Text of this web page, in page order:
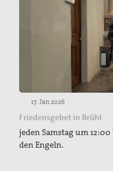
17. Jan 2026
Friedensgebet in Brühl
jeden Samstag um
den Engeln.